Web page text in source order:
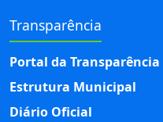
Transparência
Portal da Transparência
Estrutura Municipal
Diário Oficial